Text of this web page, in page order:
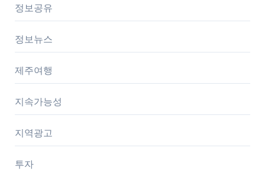
정보공유
정보뉴스
제주여행
지속가능성
지역광고
투자